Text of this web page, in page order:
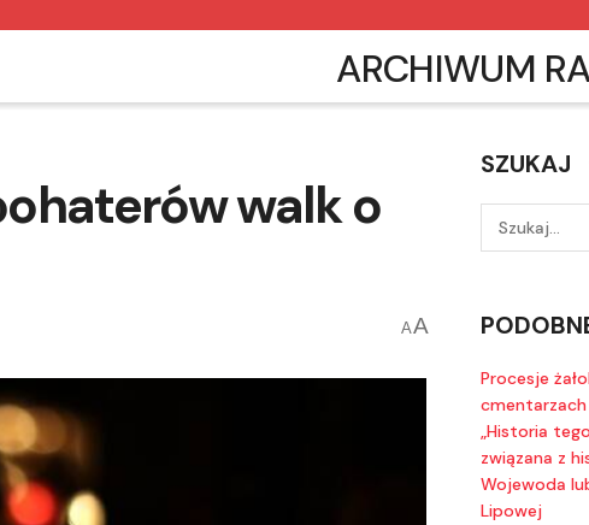
ARCHIWUM
walk o
AA
SZUKAJ
Procesje
cmentarzach
„Historia
związana z
Wojewoda
Lipowej